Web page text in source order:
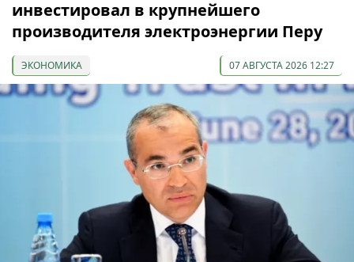
инвестировал в крупнейшего
производителя электроэнергии Перу
ЭКОНОМИКА 07 АВГУСТА 2026 12:27